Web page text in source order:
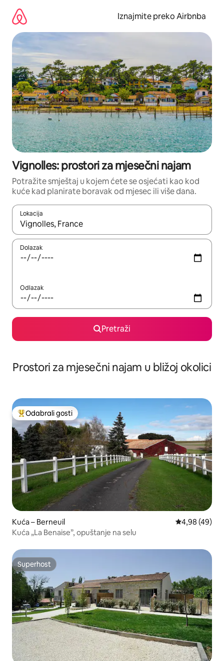
sadržaj
Iznajmite preko Airbnba
Vignolles: prostori za mjesečni najam
Potražite smještaj u kojem ćete se osjećati kao kod
kuće kad planirate boravak od mjesec ili više dana.
Lokacija
Kada budu dostupni rezultati, moći ćete ih pregledati
Dolazak
Odlazak
Pretraži
Prostori za mjesečni najam u bližoj okolici
Među najviše rangiranima s oznakom „Odabrali gosti”
Odabrali gosti
Kuća – Berneuil Prosječna
4,98 (49)
Kuća „La Benaise”, opuštanje na selu
Superhost
Superhost